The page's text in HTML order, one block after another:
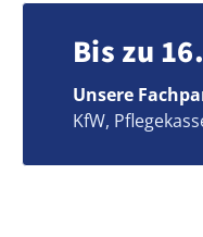
Bis zu
Unsere
KfW,